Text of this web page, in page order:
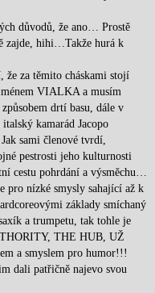
důvodů, že ano… Prostě
zajde, hihi…Takže hurá k
za těmito cháskami stojí
VIALKA a musím
drtí basu, dále v
kamarád Jacopo
sami členové tvrdí,
pestrosti jeho kulturnosti
cestu pohrdání a výsměchu…
pro nízké smysly sahající až k
základy smíchaný
a trumpetu, tak tohle je
THE HUB, UŽ
a smyslem pro humor!!!
dali patřičně najevo svou